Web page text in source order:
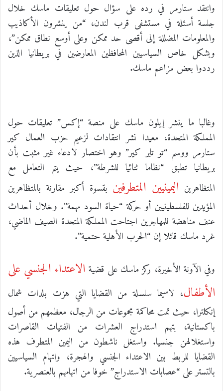
وانتقد ستارمر في رده على سؤال حول تعليقات ماسك خلال
جلسة أسئلة في مستشفى قرب لندن، “من ينشرون الأكاذيب
والمعلومات المضللة إلى أقصى حد ممكن وعلى أوسع نطاق ممكن”،
وبشكل خاص السياسيين المحافظين المعارضين في بريطانيا الذين
رددوا بعض مزاعم ماسك.
وغالبا ما ينشر إيلون ماسك على منصة “إكس” تعليقات حول
المملكة المتحدة، معيدا نشر انتقادات لزعيم حزب العمال كير
ستارمر ووسم “تو تاير كير” وهو اختصار لادعاء غير مثبت بأن
بريطانيا تطبق “نظاما ثنائيا للشرطة”، حيث يتم التعامل مع
المتظاهرين اليمينيين المتطرفين بقسوة أكبر مقارنة بالمتظاهرين
المؤيدين للفلسطينيين أو حركة “حياة السود مهمة”. وخلال أحداث
عنف مناهضة للمهاجرين اجتاحت المملكة المتحدة الصيف الماضي،
غرد ماسك قائلا إن “الحرب الأهلية حتمية”.
وفي الآونة الأخيرة، ركز ماسك على قضية الاعتداء الجنسي على
الأطفال، لاسيما سلسلة من القضايا التي هزت بلدات شمال
إنكلترا، حيث تمت محاكمة مجموعات من الرجال، معظمهم من أصول
باكستانية، بتهم استدراج العشرات من الفتيات القاصرات
واستغلالهن جنسيا. واستغل ناشطون من اليمين المتطرف هذه
القضايا للربط بين الاعتداء الجنسي والهجرة، واتهام السياسيين
بالتستر على “عصابات الاستدراج” خوفا من اتهامهم بالعنصرية.